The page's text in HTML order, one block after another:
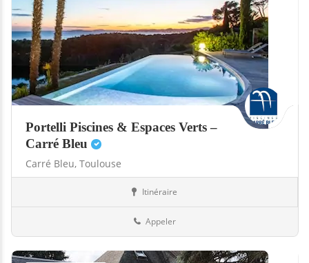
Portelli Piscines & Espaces Verts –
Carré Bleu
Carré Bleu, Toulouse
Itinéraire
Appeler